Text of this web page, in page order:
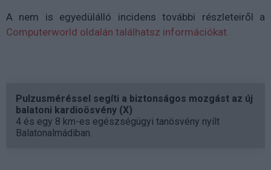
A nem is egyedülálló incidens további részleteiről a
Computerworld oldalán találhatsz információkat.
Pulzusméréssel segíti a biztonságos mozgást az új
balatoni kardioösvény (X)
4 és egy 8 km-es egészségügyi tanösvény nyílt
Balatonalmádiban.